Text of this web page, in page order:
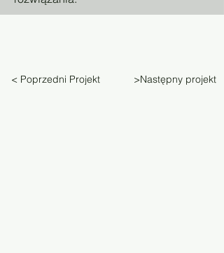
< Poprzedni Projekt >Następny projekt